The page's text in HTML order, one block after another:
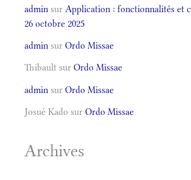
admin sur Application : fonctionnalités et
26 octobre 2025
admin sur Ordo Missae
Thibault sur Ordo Missae
admin sur Ordo Missae
Josué Kado sur Ordo Missae
Archives